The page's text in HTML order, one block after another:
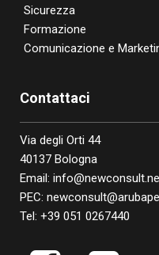
Sicurezza
Formazione
Comunicazione e
Contattaci
Via degli Orti 44
40137 Bologna
Email:
PEC:
Tel: +39 051 0267440